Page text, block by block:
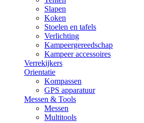
Slapen
Koken
Stoelen en tafels
Verlichting
Kampeergereedschap
Kampeer accessoires
Verrekijkers
Orientatie
Kompassen
GPS apparatuur
Messen & Tools
Messen
Multitools